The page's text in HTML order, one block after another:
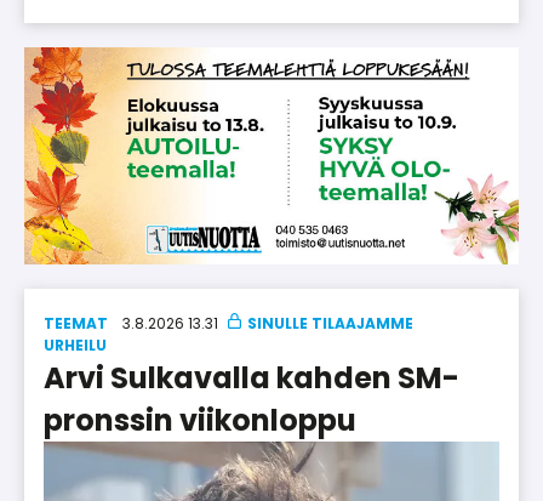
TEEMAT
3.8.2026 13.31
UR­HEI­LU
Arvi Sulkavalla kahden SM-
pronssin viikonloppu